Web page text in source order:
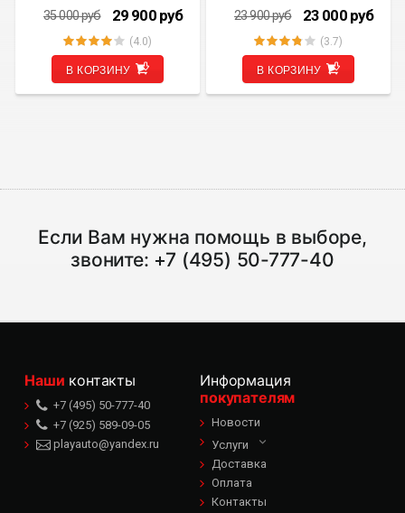
35 000руб 29 900 руб
(4.0)
В КОРЗИНУ
скрытой установки
23 900руб 23 000 руб
(3.7)
В КОРЗИНУ
Если Вам нужна помощь в выборе,
звоните: +7 (495) 50-777-40
Наши контакты
+7 (495) 50-777-40
+7 (925) 589-09-05
playauto@yandex.ru
Информация
покупателям
Новости
Услуги
Доставка
Оплата
Контакты